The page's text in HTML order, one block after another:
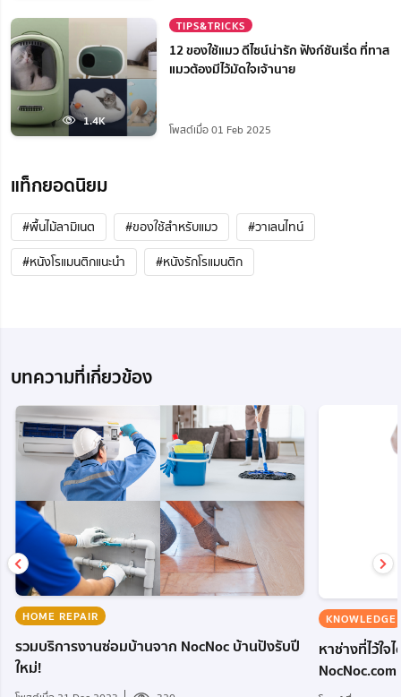
1.4K
TIPS&TRICKS
12 ของใช้แมว ดีไซน์น่ารัก ฟังก์ชันเริ่ด ที่ทาส
แมวต้องมีไว้มัดใจเจ้านาย
โพสต์เมื่อ 01 Feb 2025
แท็กยอดนิยม
#พื้นไม้ลามิเนต #ของใช้สำหรับแมว
#วาเลนไทน์
#หนังโรแมนติกแนะนํา
#หนังรักโรแมนติก
บทความที่เกี่ยวข้อง
HOME REPAIR
รวมบริการงานซ่อมบ้านจาก NocNoc บ้านปังรับปี
ใหม่!
KNOWLEDGE
หาช่างที่ไว้ใจ
NocNoc.com